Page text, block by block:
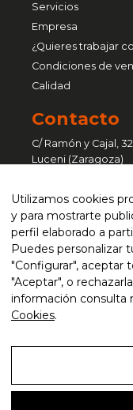
Servicios
Empresa
¿Quieres trabajar
Condiciones de
Calidad
Contacto
C/ Ramón y Cajal,
Luceni (Zaragoza)
Pol. Ind. Sant
nave 6 - 08755
+34 976 651
Legal
Mapa web
Utilizamos cookies
y para mostrarte
perfil elaborado a
Puedes personalizar
"Configurar", aceptar
"Aceptar", o
información consulta
Cookies.